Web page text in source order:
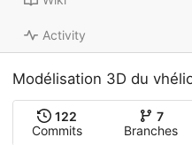
Activity
Modélisation 3D du
122
Commits
7
Branches